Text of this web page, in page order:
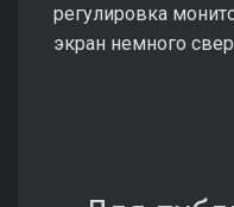
регулировка
экран немного